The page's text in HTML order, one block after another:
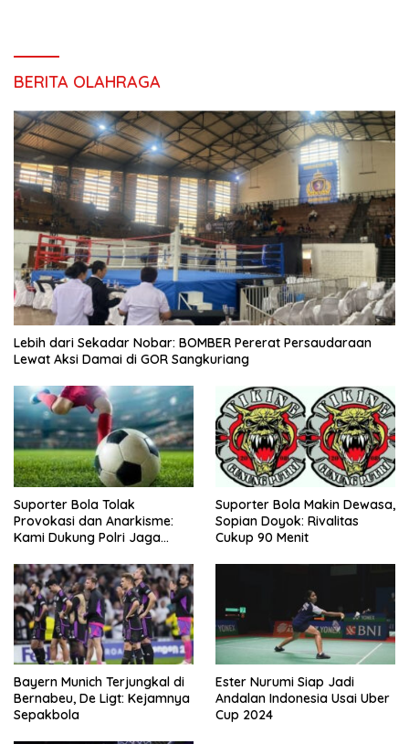
BERITA OLAHRAGA
Lebih dari Sekadar Nobar: BOMBER Pererat Persaudaraan
Lewat Aksi Damai di GOR Sangkuriang
Suporter Bola Tolak
Provokasi dan Anarkisme:
Kami Dukung Polri Jaga
Suporter Bola Makin Dewasa,
Sopian Doyok: Rivalitas
Cukup 90 Menit
Bayern Munich Terjungkal di
Bernabeu, De Ligt: Kejamnya
Sepakbola
Ester Nurumi Siap Jadi
Andalan Indonesia Usai Uber
Cup 2024